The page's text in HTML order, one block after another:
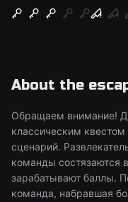
About the
Обращаем внимание!
классическим
сценарий.
команды состязаются
зарабатывают баллы.
команда, набравшая